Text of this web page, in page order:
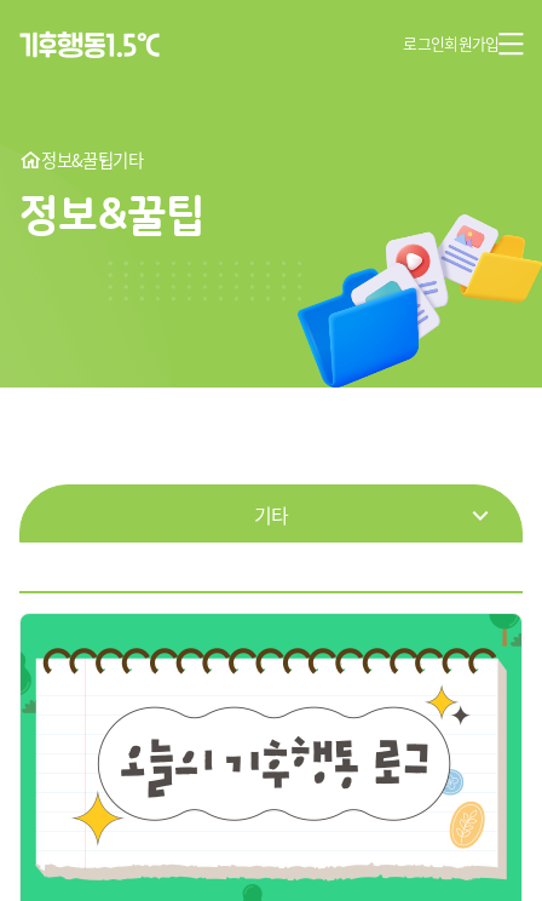
로그인회원가입
정보&꿀팁기타
정보&꿀팁
영상
기타